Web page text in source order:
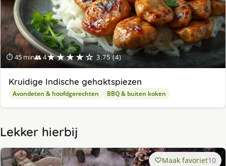
⏱ 45 min👥 4★★★★☆ 3.75 (4)
Kruidige Indische gehaktspiezen
Avondeten & hoofdgerechten BBQ & buiten koken
Lekker hierbij
Maak favoriet10